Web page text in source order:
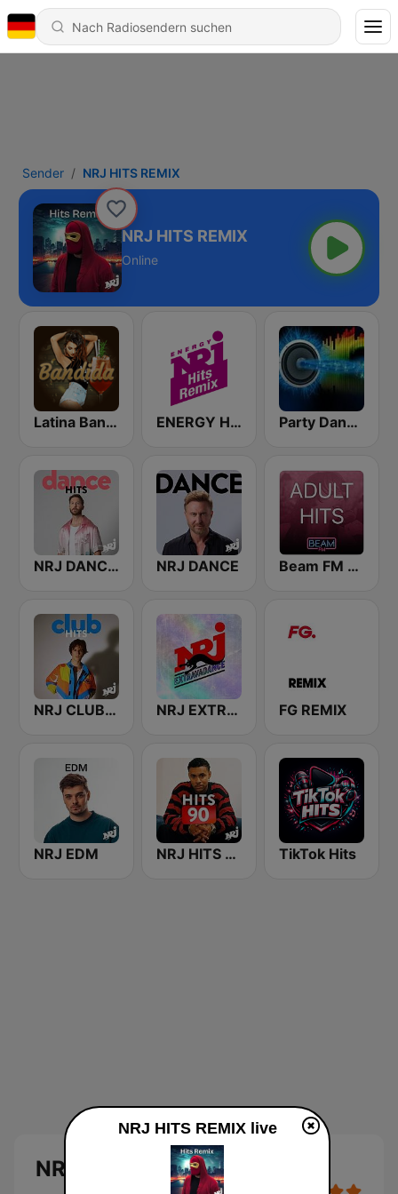
Sender NRJ HITS REMIX
NRJ HITS REMIX
Online
Latina Bandida! ENERGY Hits Remix Party Dance Radio
NRJ DANCE HITS NRJ DANCE Beam FM - Adult Hits
NRJ CLUB HITS NRJ EXTRAVADANCE FG REMIX
NRJ EDM NRJ HITS 90 TikTok Hits
NRJ HITS REMIX
NRJ HITS REMIX live